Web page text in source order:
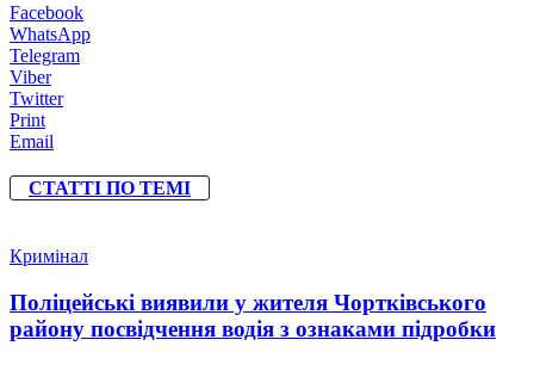
Facebook
WhatsApp
Telegram
Viber
Twitter
Print
Email
СТАТТІ ПО ТЕМІ
Кримінал
Поліцейські виявили у жителя Чортківського
району посвідчення водія з ознаками підробки